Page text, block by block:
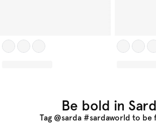
Be bold in
Tag @sarda #sardaworld to be